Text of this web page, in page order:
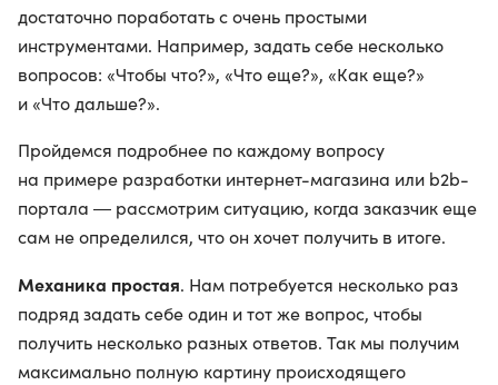
достаточно поработать с очень простыми
инструментами. Например, задать себе несколько
вопросов: «Чтобы что?», «Что еще?», «Как еще?»
и «Что дальше?».
Пройдемся подробнее по каждому вопросу
на примере разработки интернет-магазина или b2b-
портала ― рассмотрим ситуацию, когда заказчик еще
сам не определился, что он хочет получить в итоге.
Механика простая. Нам потребуется несколько раз
подряд задать себе один и тот же вопрос, чтобы
получить несколько разных ответов. Так мы получим
максимально полную картину происходящего